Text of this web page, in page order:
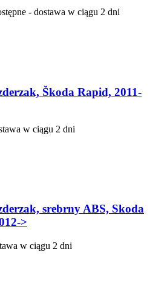
- dostawa w ciągu 2 dni
Škoda Rapid, 2011-
w ciągu 2 dni
srebrny ABS, Skoda
>
w ciągu 2 dni